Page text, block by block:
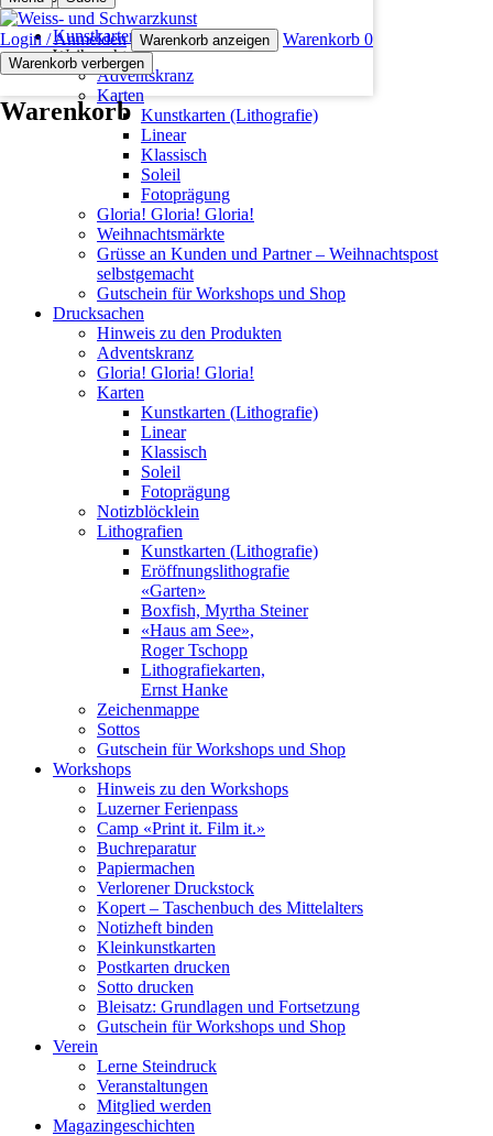
Login / Anmelden Warenkorb anzeigen Warenkorb 0
Warenkorb verbergen
Warenkorb
Kunstkarten (Lithografie)
Weihnachten
Adventskranz
Karten
Kunstkarten (Lithografie)
Linear
Klassisch
Soleil
Fotoprägung
Gloria! Gloria! Gloria!
Weihnachtsmärkte
Grüsse an Kunden und Partner – Weihnachtspost
selbstgemacht
Gutschein für Workshops und Shop
Drucksachen
Hinweis zu den Produkten
Adventskranz
Gloria! Gloria! Gloria!
Karten
Kunstkarten (Lithografie)
Linear
Klassisch
Soleil
Fotoprägung
Notizblöcklein
Lithografien
Kunstkarten (Lithografie)
Eröffnungslithografie
«Garten»
Boxfish, Myrtha Steiner
«Haus am See»,
Roger Tschopp
Lithografiekarten,
Ernst Hanke
Zeichenmappe
Sottos
Gutschein für Workshops und Shop
Workshops
Hinweis zu den Workshops
Luzerner Ferienpass
Camp «Print it. Film it.»
Buchreparatur
Papiermachen
Verlorener Druckstock
Kopert – Taschenbuch des Mittelalters
Notizheft binden
Kleinkunstkarten
Postkarten drucken
Sotto drucken
Bleisatz: Grundlagen und Fortsetzung
Gutschein für Workshops und Shop
Verein
Lerne Steindruck
Veranstaltungen
Mitglied werden
Magazingeschichten